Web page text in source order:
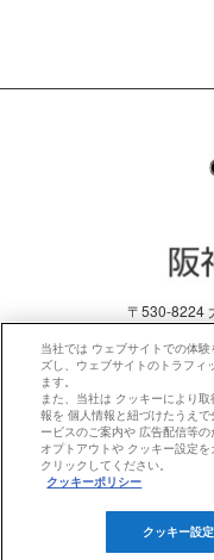
〒530-8224
プライバシーポリシ
Copyright © HANKYU
当社では ウェブサイトでの体
ズし、ウェブサイトのトラフィ
ます。
また、当社は クッキーにより
報を 個人情報と紐づけたうえ
ービスのご案内や 広告配信等の
オプトアウトや クッキー設定
クリックしてください。
クッキーポリシー
クッキー設定